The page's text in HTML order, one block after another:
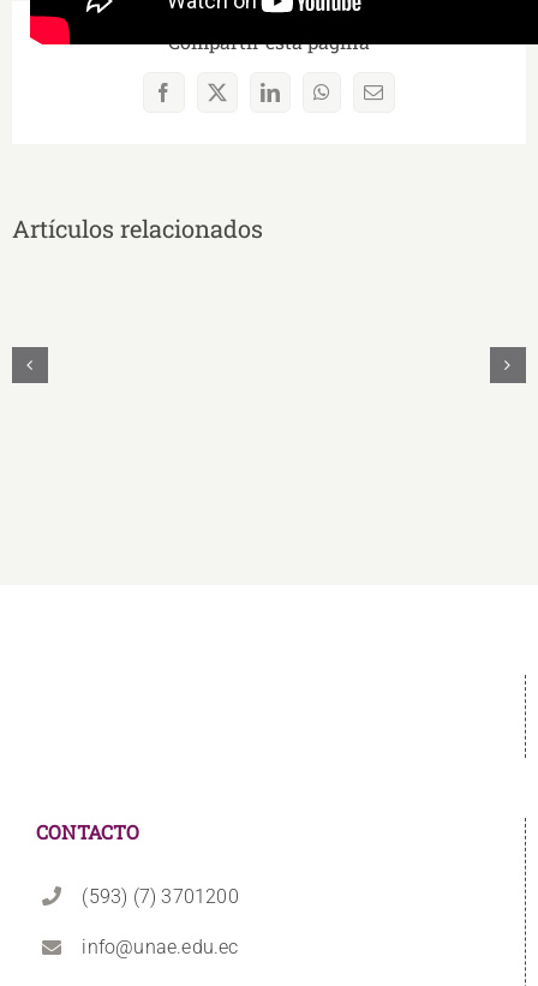
Compartir esta página
Facebook
X LinkedInWhatsAppCorreo
Artículos relacionados
CONTACTO
(593) (7) 3701200
info@unae.edu.ec